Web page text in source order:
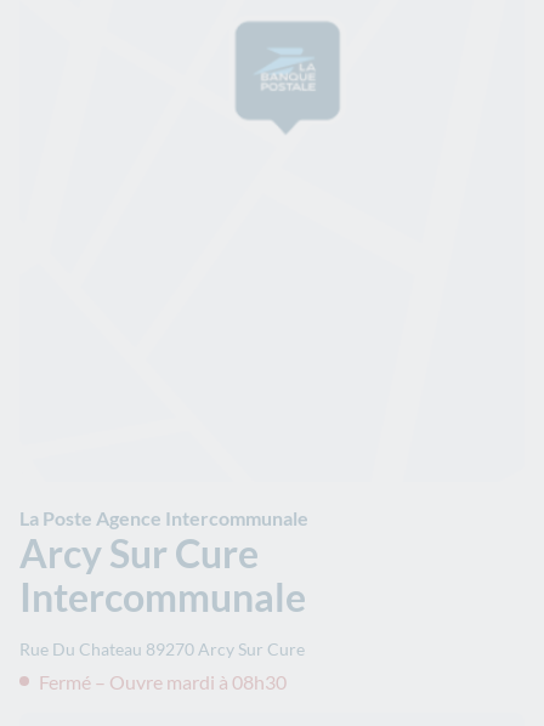
La Poste Agence Intercommunale
Arcy Sur Cure
Intercommunale
Rue Du Chateau 89270 Arcy Sur Cure
Fermé – Ouvre mardi à 08h30